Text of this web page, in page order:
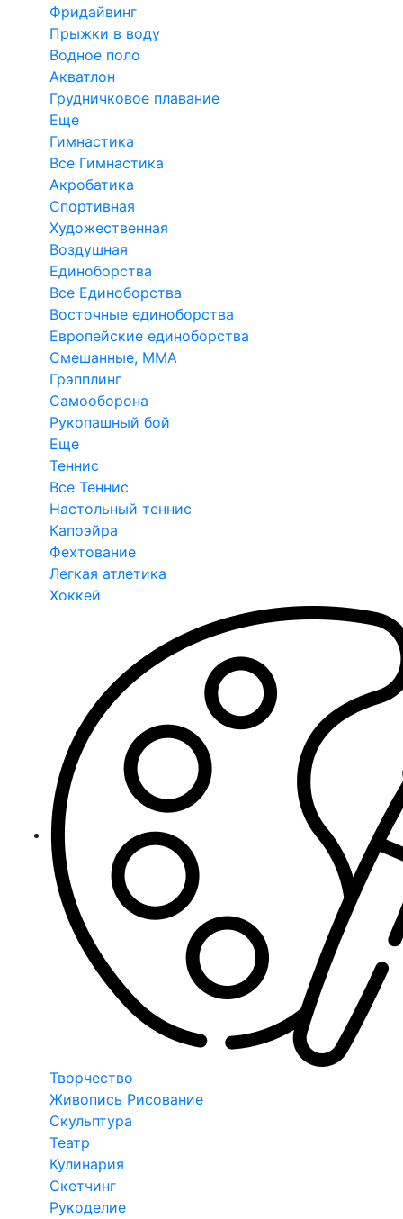
Фридайвинг
Прыжки в воду
Водное поло
Акватлон
Грудничковое плавание
Еще
Гимнастика
Все Гимнастика
Акробатика
Спортивная
Художественная
Воздушная
Единоборства
Все Единоборства
Восточные единоборства
Европейские единоборства
Смешанные, ММА
Грэпплинг
Самооборона
Рукопашный бой
Еще
Теннис
Все Теннис
Настольный теннис
Капоэйра
Фехтование
Легкая атлетика
Хоккей
Творчество
Живопись Рисование
Скульптура
Театр
Кулинария
Скетчинг
Рукоделие